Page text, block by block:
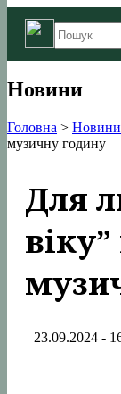
Новини
Головна > Новини
музичну годину
Для
23.09.2024 -